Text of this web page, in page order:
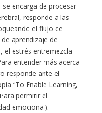
encarga de procesar
responde a las
el flujo de
aprendizaje del
el estrés entremezcla
entender más acerca
responde ante el
“To Enable Learning,
permitir el
emocional).